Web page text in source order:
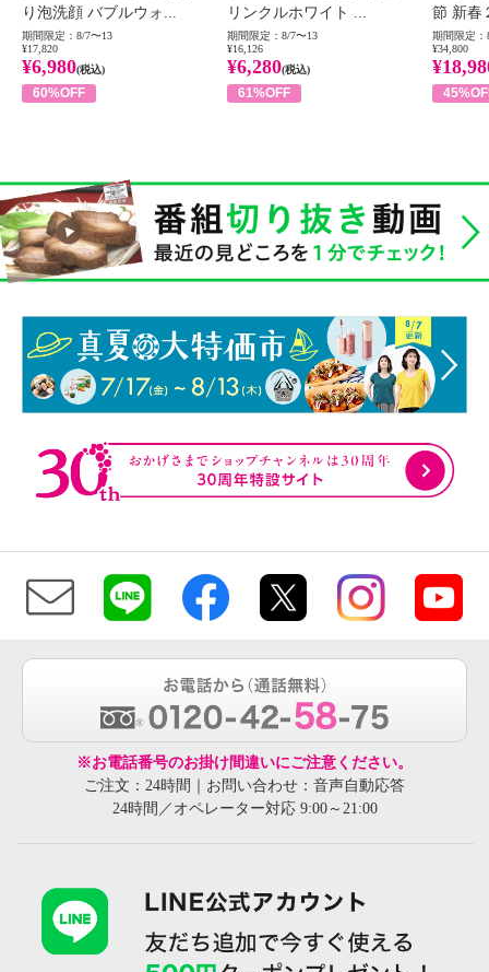
り泡洗顔 バブルウォ...
期間限定：8/7〜13
¥17,820
¥6,980(税込)
60%OFF
リンクルホワイト ...
期間限定：8/7〜13
¥16,126
¥6,280(税込)
61%OFF
節 新春
期間限定：
¥34,800
※お電話番号のお掛け間違いにご注意ください。
ご注文：24時間｜お問い合わせ：音声自動応答
24時間／オペレーター対応 9:00～21:00